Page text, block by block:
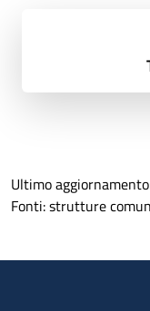
Ultimo
Fonti: strutture